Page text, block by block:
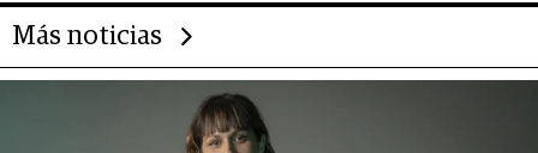
Más noticias